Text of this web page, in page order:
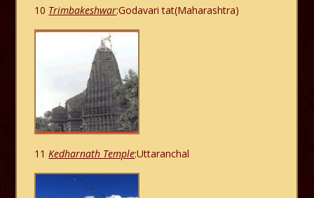
10 Trimbakeshwar:Godavari tat(Maharashtra)
11Kedharnath Temple:Uttaranchal